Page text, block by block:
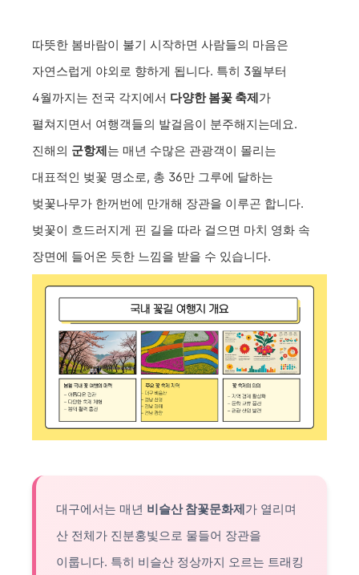
따뜻한 봄바람이 불기 시작하면 사람들의 마음은
자연스럽게 야외로 향하게 됩니다. 특히 3월부터
4월까지는 전국 각지에서 다양한 봄꽃 축제가
펼쳐지면서 여행객들의 발걸음이 분주해지는데요.
진해의 군항제는 매년 수많은 관광객이 몰리는
대표적인 벚꽃 명소로, 총 36만 그루에 달하는
벚꽃나무가 한꺼번에 만개해 장관을 이루곤 합니다.
벚꽃이 흐드러지게 핀 길을 따라 걸으면 마치 영화 속
장면에 들어온 듯한 느낌을 받을 수 있습니다.
대구에서는 매년 비슬산 참꽃문화제가 열리며
산 전체가 진분홍빛으로 물들어 장관을
이룹니다. 특히 비슬산 정상까지 오르는 트래킹